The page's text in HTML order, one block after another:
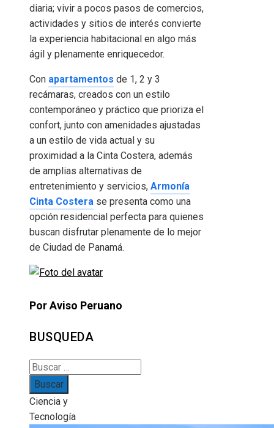
diaria; vivir a pocos pasos de comercios,
actividades y sitios de interés convierte
la experiencia habitacional en algo más
ágil y plenamente enriquecedor.
Con apartamentos de 1, 2 y 3
recámaras, creados con un estilo
contemporáneo y práctico que prioriza el
confort, junto con amenidades ajustadas
a un estilo de vida actual y su
proximidad a la Cinta Costera, además
de amplias alternativas de
entretenimiento y servicios, Armonía
Cinta Costera se presenta como una
opción residencial perfecta para quienes
buscan disfrutar plenamente de lo mejor
de Ciudad de Panamá.
Por Aviso Peruano
BUSQUEDA
Buscar:
Ciencia y
Tecnología